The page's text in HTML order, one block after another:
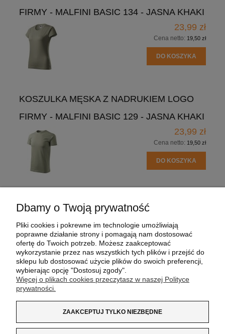
FIRMY - MALFINI BASIC 134 - JASNA KHAKI
23,99 zł
Cena netto: 19,50 zł
DO KOSZYKA
KOSZULKA MĘSKA Z NADRUKIEM LOGO
FIRMY - MALFINI BASIC 129 - JASNA KHAKI
23,99 zł
Cena netto: 19,50 zł
DO KOSZYKA
MOJE KONTO
PŁATNOŚCI I DOSTAWA
O NAS
Dbamy o Twoją prywatność
Pliki cookies i pokrewne im technologie umożliwiają
poprawne działanie strony i pomagają nam dostosować
ofertę do Twoich potrzeb. Możesz zaakceptować
wykorzystanie przez nas wszystkich tych plików i przejść do
sklepu lub dostosować użycie plików do swoich preferencji,
wybierając opcję "Dostosuj zgody".
Więcej o plikach cookies przeczytasz w naszej Polityce
prywatności.
ZAAKCEPTUJ TYLKO NIEZBĘDNE